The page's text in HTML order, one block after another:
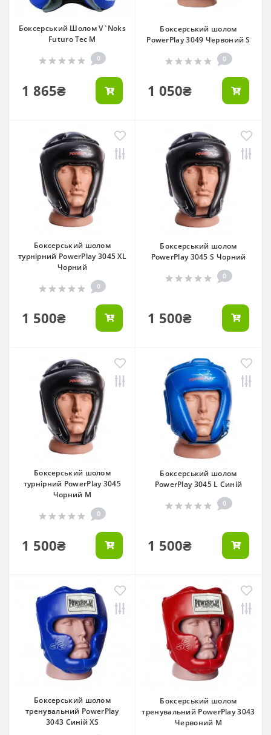
Боксерський Шолом V`Noks
Futuro Tec M
0
1 865₴
Боксерський шолом
PowerPlay 3049 Червоний S
0
1 050₴
Боксерський шолом
турнірний PowerPlay 3045 XL
Чорний
0
1 500₴
Боксерський шолом
PowerPlay 3045 S Чорний
0
1 500₴
Боксерський шолом
турнірний PowerPlay 3045
Чорний M
0
1 500₴
Боксерський шолом
PowerPlay 3045 L Синій
0
1 500₴
Боксерський шолом
тренувальний PowerPlay
3043 Синій XS
Боксерський шолом
тренувальний PowerPlay 3043
Червоний M